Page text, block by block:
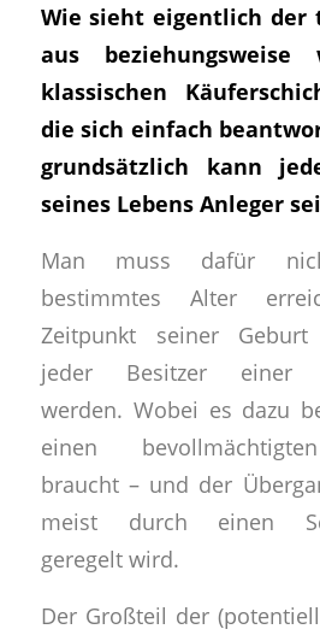
Wie sieht eigentlich der
aus
klassischen
die sich einfach
grundsätzlich kann
seines Lebens Anleger
Man muss dafür
bestimmtes Alter
Zeitpunkt seiner
jeder Besitzer einer
werden. Wobei es dazu
einen
braucht – und der
meist durch einen
geregelt wird.
Der Großteil der